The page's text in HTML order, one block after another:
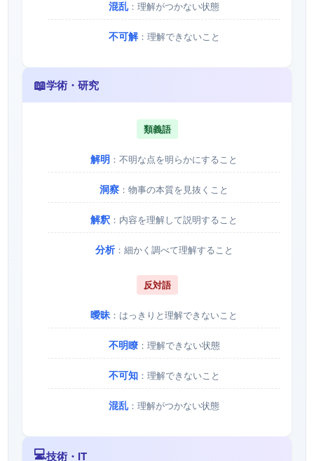
混乱 ：理解がつかない状態
不可解：理解できないこと
📖学術・研究
類義語
解明 ：不明な点を明らかにすること
洞察 ：物事の本質を見抜くこと
解釈 ：内容を理解して説明すること
分析：細かく調べて理解すること
反対語
曖昧：はっきりと理解できないこと
不明瞭：理解できない状態
不可知：理解できないこと
混乱 ：理解がつかない状態
💻技術・IT